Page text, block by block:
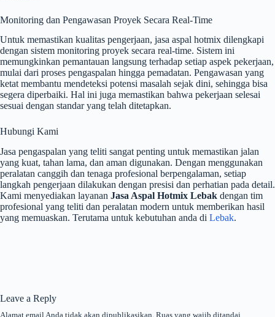
Monitoring dan Pengawasan Proyek Secara Real-Time
Untuk memastikan kualitas pengerjaan, jasa aspal hotmix dilengkapi
dengan sistem monitoring proyek secara real-time. Sistem ini
memungkinkan pemantauan langsung terhadap setiap aspek pekerjaan,
mulai dari proses pengaspalan hingga pemadatan. Pengawasan yang
ketat membantu mendeteksi potensi masalah sejak dini, sehingga bisa
segera diperbaiki. Hal ini juga memastikan bahwa pekerjaan selesai
sesuai dengan standar yang telah ditetapkan.
Hubungi Kami
Jasa pengaspalan yang teliti sangat penting untuk memastikan jalan
yang kuat, tahan lama, dan aman digunakan. Dengan menggunakan
peralatan canggih dan tenaga profesional berpengalaman, setiap
langkah pengerjaan dilakukan dengan presisi dan perhatian pada detail.
Kami menyediakan layanan Jasa Aspal Hotmix Lebak dengan tim
profesional yang teliti dan peralatan modern untuk memberikan hasil
yang memuaskan. Terutama untuk kebutuhan anda di Lebak.
Leave a Reply
Alamat email Anda tidak akan dipublikasikan. Ruas yang wajib ditandai